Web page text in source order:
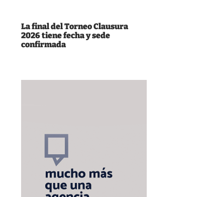
La final del Torneo Clausura
2026 tiene fecha y sede
confirmada